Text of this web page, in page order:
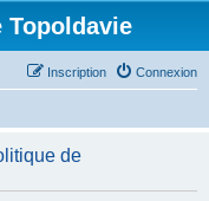
Connexion
Inscription
de